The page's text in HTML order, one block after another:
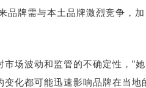
品牌需与本土品牌激烈竞争，加
场波动和监管的不确定性，”她
化都可能迅速影响品牌在当地